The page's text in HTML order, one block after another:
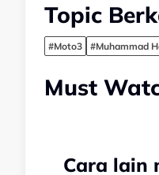
Topic
#Moto3 #Muhammad
Must
Cara lain